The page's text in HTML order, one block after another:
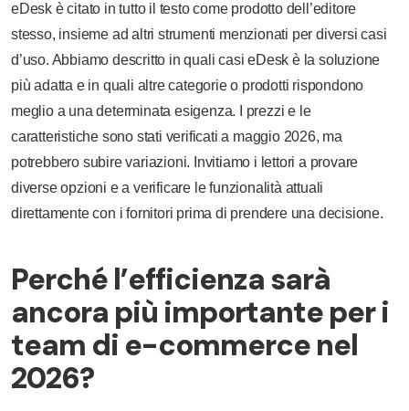
eDesk è citato in tutto il testo come prodotto dell’editore
stesso, insieme ad altri strumenti menzionati per diversi casi
d’uso. Abbiamo descritto in quali casi eDesk è la soluzione
più adatta e in quali altre categorie o prodotti rispondono
meglio a una determinata esigenza. I prezzi e le
caratteristiche sono stati verificati a maggio 2026, ma
potrebbero subire variazioni. Invitiamo i lettori a provare
diverse opzioni e a verificare le funzionalità attuali
direttamente con i fornitori prima di prendere una decisione.
Perché l’efficienza sarà
ancora più importante per i
team di e-commerce nel
2026?